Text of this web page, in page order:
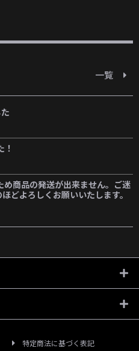
一覧
商品の発送が出来ません。ご迷
どよろしくお願いいたします。
特定商法に基づく表記